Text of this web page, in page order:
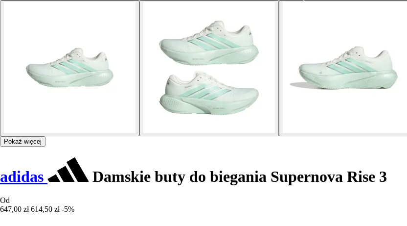
Pokaż więcej
adidas Damskie buty do biegania Supernova Rise 3
Od
647,00 zł 614,50 zł -5%